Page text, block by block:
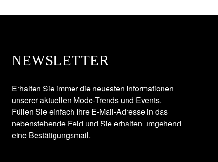
NEWSLETTER
Erhalten Sie immer die neuesten Informationen
unserer aktuellen Mode-Trends und Events.
Füllen Sie einfach Ihre E-Mail-Adresse in das
nebenstehende Feld und Sie erhalten umgehend
eine Bestätigungsmail.